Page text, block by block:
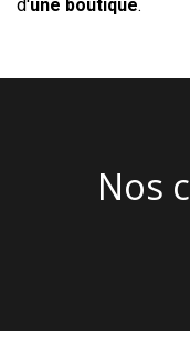
d'une boutique.
Nos